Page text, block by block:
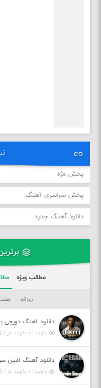
پخش مژه
پخش سراسری آهنگ
دانلود آهنگ جدید
مطالب ویژه
روزانه
دانلود آهنگ دورچی
بازدید : ۰ بازدید بار /
دانلود آهنگ امین
بازدید : ۰ بازدید بار /